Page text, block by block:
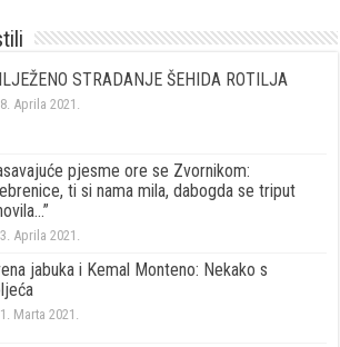
STRADANJE ŠEHIDA ROTILJA
Aprila 2021.
pjesme ore se Zvornikom:
ti si nama mila, dabogda se triput
Aprila 2021.
jabuka i Kemal Monteno: Nekako s
Marta 2021.